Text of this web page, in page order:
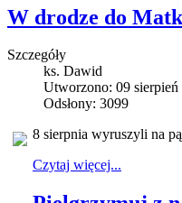
W drodze do
Szczegóły
ks. Dawid
Utworzono: 09 sierpień
Odsłony: 3099
8 sierpnia wyruszyli na
Czytaj więcej...